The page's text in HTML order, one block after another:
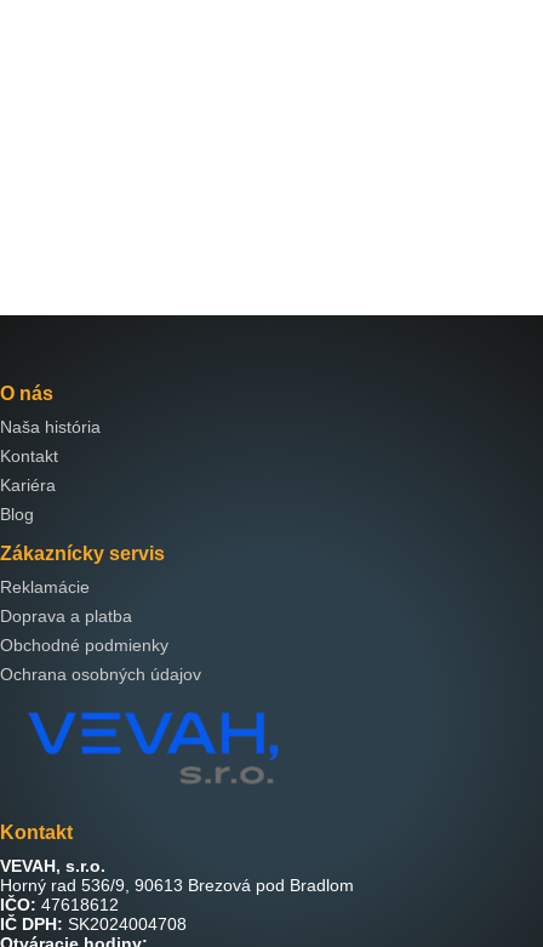
O nás
Naša história
Kontakt
Kariéra
Blog
Zákaznícky servis
Reklamácie
Doprava a platba
Obchodné podmienky
Ochrana osobných údajov
Kontakt
VEVAH, s.r.o.
Horný rad 536/9, 90613 Brezová pod Bradlom
IČO: 47618612
IČ DPH: SK2024004708
Otváracie hodiny: